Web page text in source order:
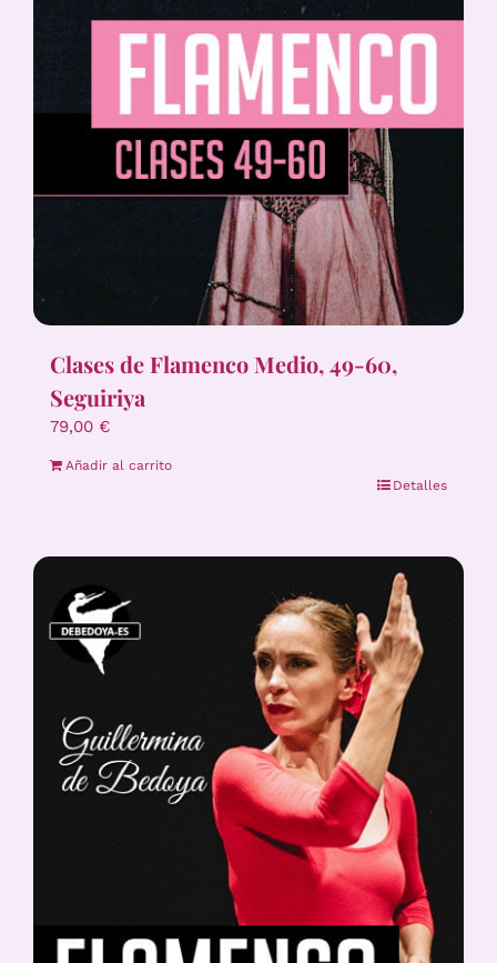
Clases de Flamenco Medio, 49-60,
Seguiriya
79,00 €
Añadir al carrito
Detalles